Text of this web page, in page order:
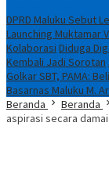
DPRD Maluku Sebut
Launching Muktamar
Kolaborasi Diduga
Kembali Jadi Sorotan
Golkar SBT, PAMA:
Basarnas Maluku M.
Beranda
Beranda
aspirasi secara damai